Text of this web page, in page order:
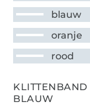
blauw
oranje
rood
KLITTENBAND
BLAUW